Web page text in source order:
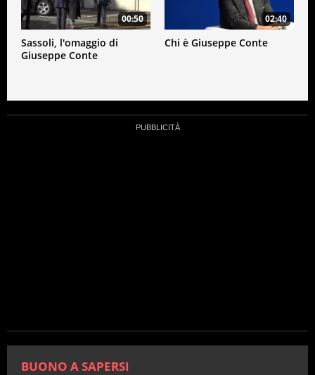
00:50
Sassoli, l'omaggio di
Giuseppe Conte
02:40
Chi è Giuseppe Conte
BUONO A SAPERSI